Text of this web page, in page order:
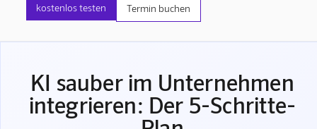
kostenlos testen Termin buchen
KI sauber im Unternehmen
integrieren: Der 5-Schritte-